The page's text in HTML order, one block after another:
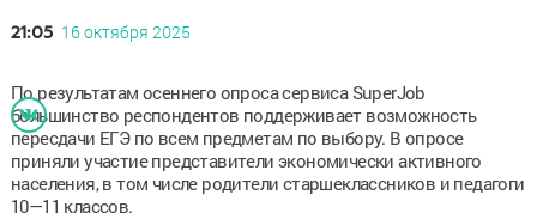
21:05 16 октября 2025
По результатам осеннего опроса сервиса SuperJob
большинство респондентов поддерживает возможность
пересдачи ЕГЭ по всем предметам по выбору. В опросе
приняли участие представители экономически активного
населения, в том числе родители старшеклассников и педагоги
10—11 классов.